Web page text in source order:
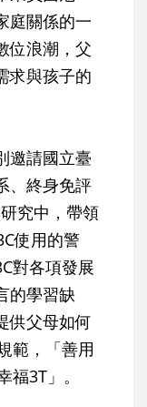
庭關係的一
位浪潮，父
求與孩子的
邀請國立臺
、終身免評
究中，帶領
使用的警
對各項發展
的學習缺
供父母如何
範，「善用
3T」。